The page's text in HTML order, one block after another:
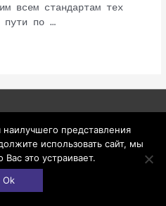
всем стандартам тех
пути по …
оферты
представления
использовать сайт, мы
Вас это устраивает.
Ok